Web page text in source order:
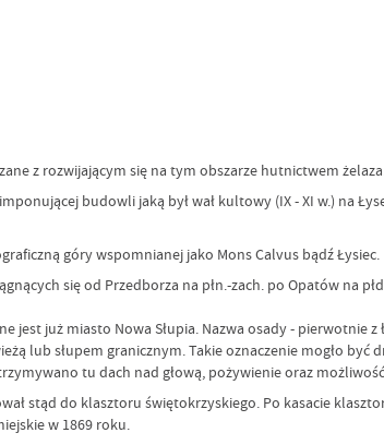
z rozwijającym się na tym obszarze hutnictwem
budowli jaką był wał kultowy (IX - XI w.) na
góry wspomnianej jako Mons Calvus bądź Łysiec.
się od Przedborza na płn.-zach. po Opatów na
jest już miasto Nowa Słupia. Nazwa osady - pierwotnie
lub słupem granicznym. Takie oznaczenie mogło
tu dach nad głową, pożywienie oraz
stąd do klasztoru świętokrzyskiego. Po kasacie
w 1869 roku.